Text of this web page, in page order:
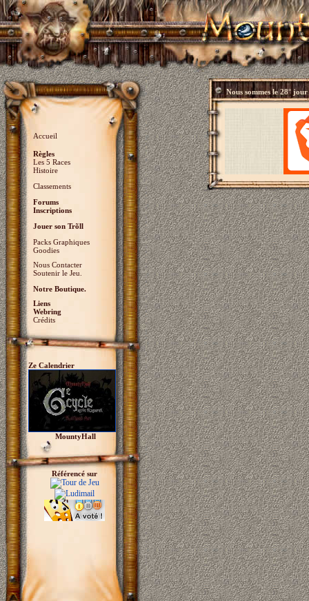
Accueil
Règles
Les 5 Races
Histoire
Classements
Forums
Inscriptions
Jouer son Trõll
Packs Graphiques
Goodies
Nous Contacter
Soutenir le Jeu.
Notre Boutique.
Liens
Webring
Crédits
Ze Calendrier
MountyHall
Référencé sur
Nous sommes le28° jour